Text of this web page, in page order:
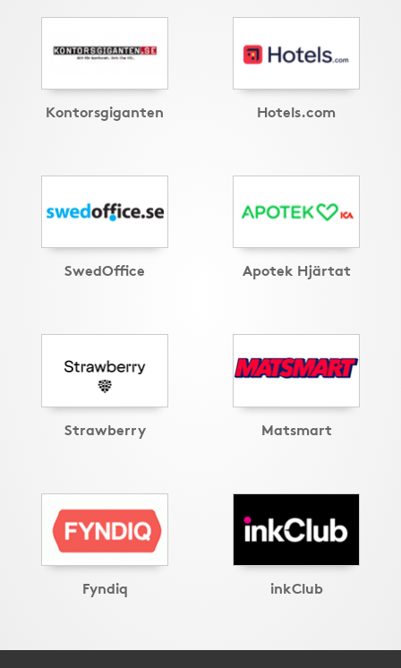
Kontorsgiganten Hotels.com
SwedOffice Apotek Hjärtat
Strawberry Matsmart
Fyndiq inkClub